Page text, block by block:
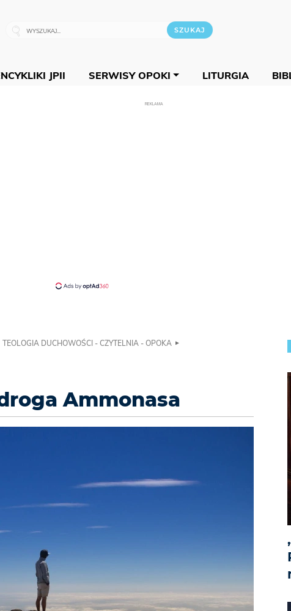
JPII SERWISY OPOKI LITURGIA
REKLAMA
TEOLOGIA DUCHOWOŚCI - CZYTELNIA - OPOKA
Ammonasa